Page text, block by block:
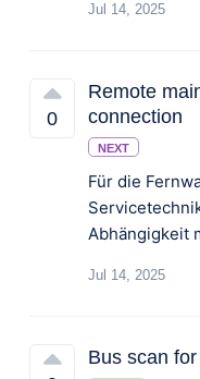
Jul 14, 2025
0
Remote
connection
NEXT
Für die
Jul 14, 2025
Bus scan